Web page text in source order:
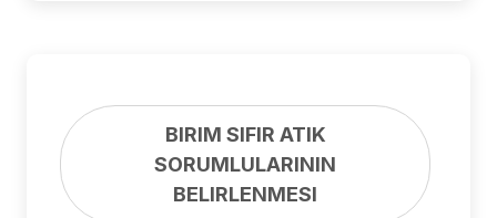
BIRIM SIFIR ATIK
SORUMLULARININ
BELIRLENMESI